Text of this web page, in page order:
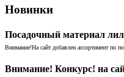
Новинки
Посадочный материал
Внимание!На сайт добавлен ассортимент по
Внимание! Конкурс! на